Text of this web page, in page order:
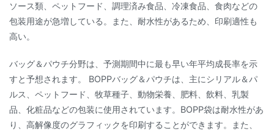
ソース類、ペットフード、調理済み食品、冷凍食品、食肉などの
包装用途が急増している。また、耐水性があるため、印刷適性も
高い。
バッグ＆パウチ分野は、予測期間中に最も早い年平均成長率を示
すと予想されます。 BOPPバッグ＆パウチは、主にシリアル＆パ
ルス、ペットフード、牧草種子、動物栄養、肥料、飲料、乳製
品、化粧品などの包装に使用されています。BOPP袋は耐水性があ
り、高解像度のグラフィックを印刷することができます。また、